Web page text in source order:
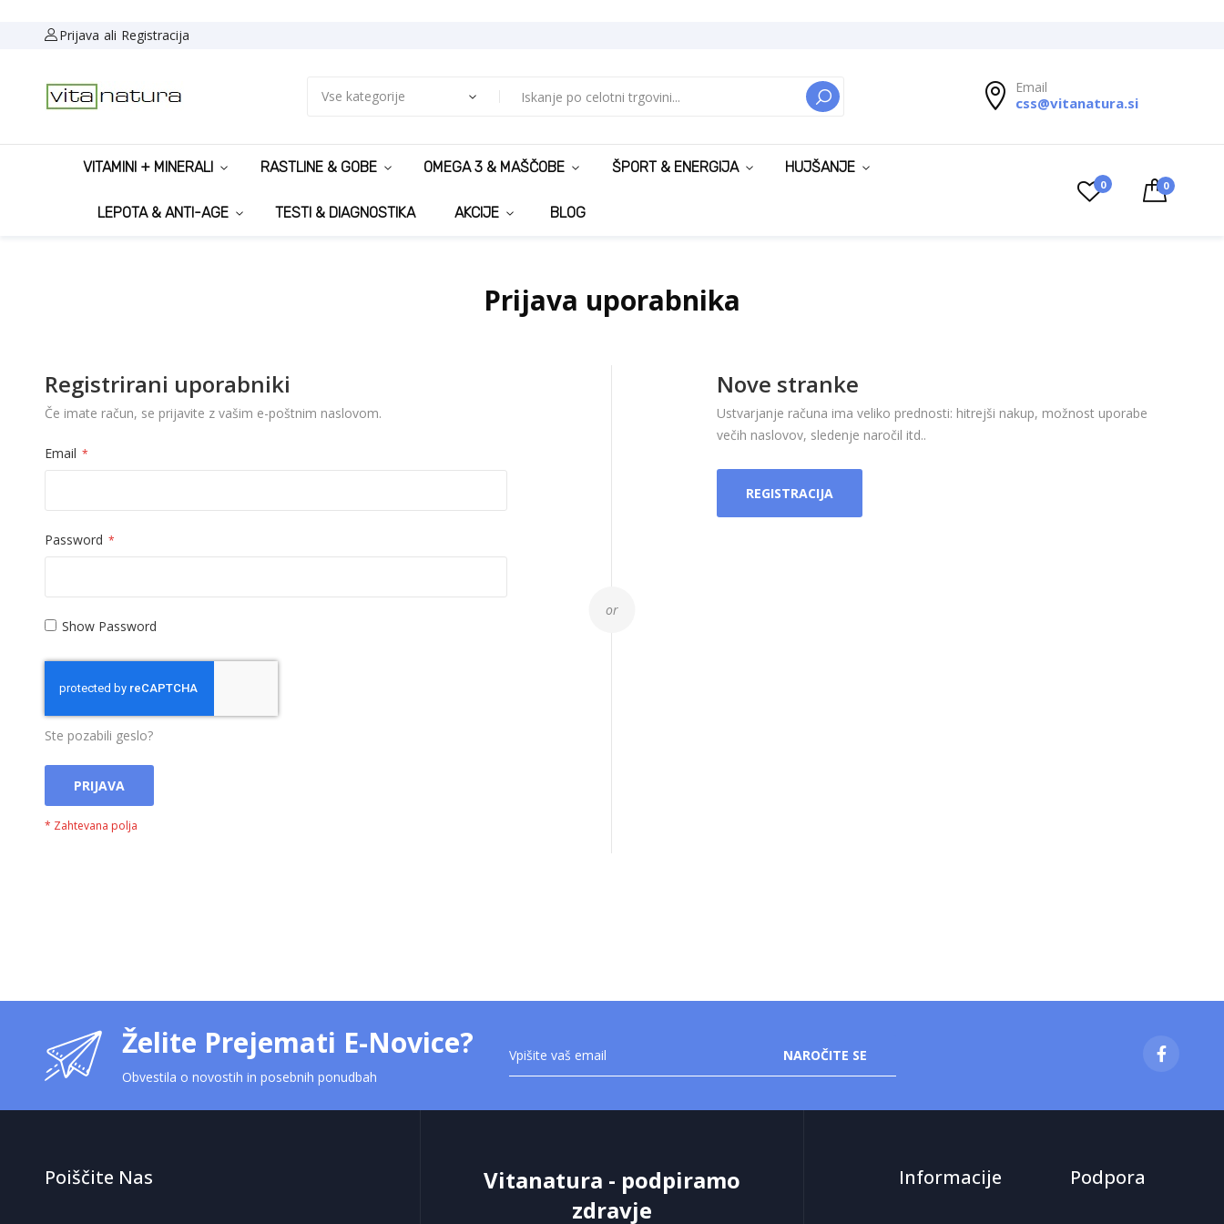
Prijava Registracija
Vse kategorije
ISKANJE
Email
css@vitanatura.si
VITAMINI + MINERALI RASTLINE & GOBE OMEGA 3 & MAŠČOBE ŠPORT & ENERGIJA HUJŠANJE
LEPOTA & ANTI-AGE TESTI & DIAGNOSTIKA AKCIJE BLOG
0 0
Prijava uporabnika
Registrirani uporabniki
Če imate račun, se prijavite z vašim e-poštnim naslovom.
Email
Password
Show Password
PRIJAVA
Ste pozabili geslo?
Nove stranke
Ustvarjanje računa ima veliko prednosti: hitrejši nakup, možnost uporabe
večih naslovov, sledenje naročil itd..
REGISTRACIJA
Želite Prejemati E-Novice?
Obvestila o novostih in posebnih ponudbah
se
novice:
NAROČITE SE
Poiščite Nas
Vitanatura - podpiramo
zdravje
Informacije Podpora